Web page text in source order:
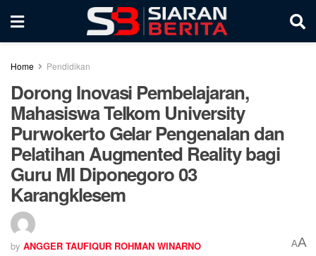
Home Pendidikan
Dorong Inovasi Pembelajaran,
Mahasiswa Telkom University
Purwokerto Gelar Pengenalan dan
Pelatihan Augmented Reality bagi
Guru MI Diponegoro 03
Karangklesem
by ANGGER TAUFIQUR ROHMAN WINARNO
AA